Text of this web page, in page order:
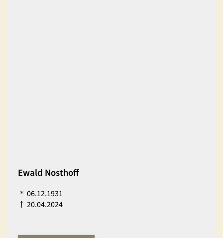
Ewald Nosthoff
＊ 06.12.1931
† 20.04.2024